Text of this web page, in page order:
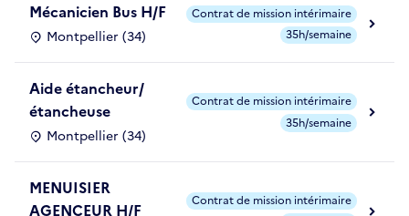
Mécanicien Bus H/F
Montpellier (34)
Contrat de mission intérimaire
35h/semaine
Aide étancheur/
étancheuse
Montpellier (34)
Contrat de mission intérimaire
35h/semaine
MENUISIER
AGENCEUR H/F
Contrat de mission intérimaire